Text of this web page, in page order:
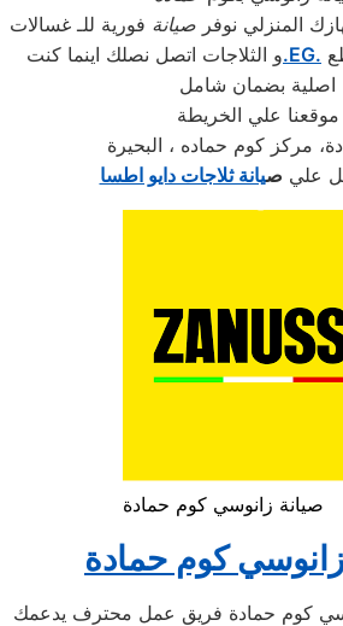
المنزلي نوفر صيانة فورية للـ غسالات
و الثلاجات اتصل نصلك اينما كنت.EG.
اصلية بضمان شامل
موقعنا علي الخريطة
مركز كوم حماده ، البحيرة
علي صيانة ثلاجات دايو اطسا
صيانة زانوسي كوم حمادة
كوم حمادة
كوم حمادة فريق عمل محترف يدعمك